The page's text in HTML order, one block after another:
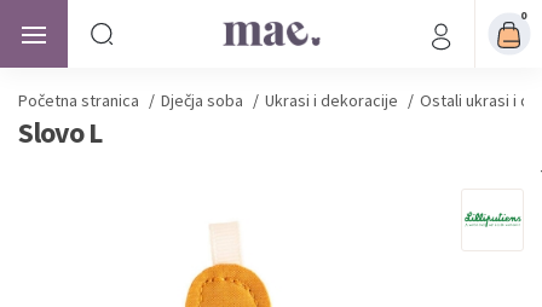
0
Početna stranica / Dječja soba / Ukrasi i dekoracije / Ostali ukrasi i
Slovo L